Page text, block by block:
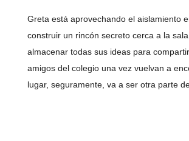
Greta está aprovechando el aislamiento
construir un rincón secreto cerca a la
almacenar todas sus ideas para
amigos del colegio una vez vuelvan a
lugar, seguramente, va a ser otra parte